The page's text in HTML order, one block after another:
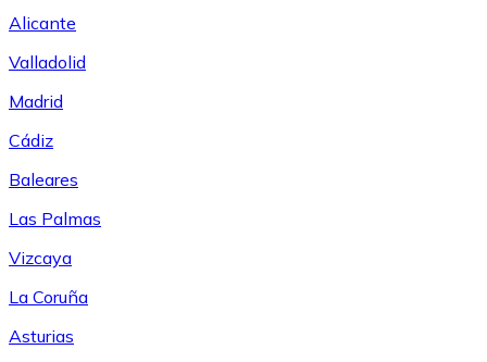
Alicante
Valladolid
Madrid
Cádiz
Baleares
Las Palmas
Vizcaya
La Coruña
Asturias